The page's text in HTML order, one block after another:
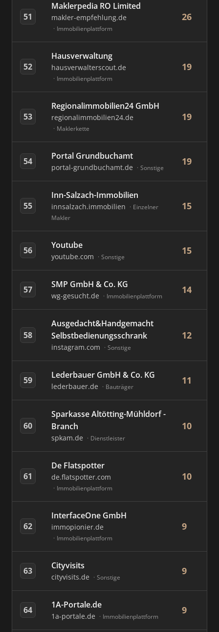
51
Maklerpedia RO Limited
makler-empfehlung.de
Immobilienplattform
26
52
Hausverwaltung
hausverwalterscout.de
Immobilienplattform
19
53
Regionalimmobilien24 GmbH
regionalimmobilien24.de
Maklerkette
19
54 Portal Grundbuchamt
portal-grundbuchamt.de Sonstige
19
55
Inn-Salzach-Immobilien
innsalzach.immobilien
Einzelner
Makler
15
56 Youtube
youtube.com Sonstige
15
57 SMP GmbH & Co. KG
wg-gesucht.de Immobilienplattform
14
58
Ausgedacht&Handgemacht
Selbstbedienungsschrank
instagram.com Sonstige
12
59 Lederbauer GmbH & Co. KG
lederbauer.de Bauträger
11
60
Sparkasse Altötting-Mühldorf -
Branch
spkam.de Dienstleister
10
61
De Flatspotter
de.flatspotter.com
Immobilienplattform
10
62
InterfaceOne GmbH
immopionier.de
Immobilienplattform
9
63 Cityvisits
cityvisits.de Sonstige
9
64 1A-Portale.de
1a-portale.de Immobilienplattform
9